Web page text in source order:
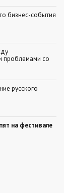
бизнес-события
проблемами со
русского
на фестивале